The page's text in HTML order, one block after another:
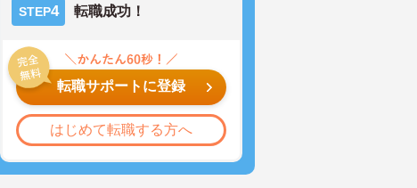
STEP4 転職成功！
転職サポートに登録
はじめて転職する方へ